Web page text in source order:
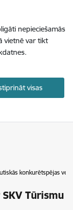
nepieciešamās
vietnē var tikt
visas
konkurētspējas
Tūrismu